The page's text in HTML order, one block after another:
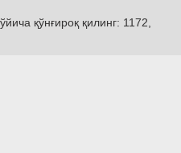
қўнғироқ қилинг: 1172,